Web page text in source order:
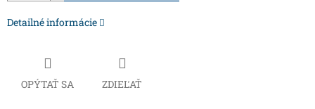
Detailné informácie
OPÝTAŤ SA ZDIEĽAŤ